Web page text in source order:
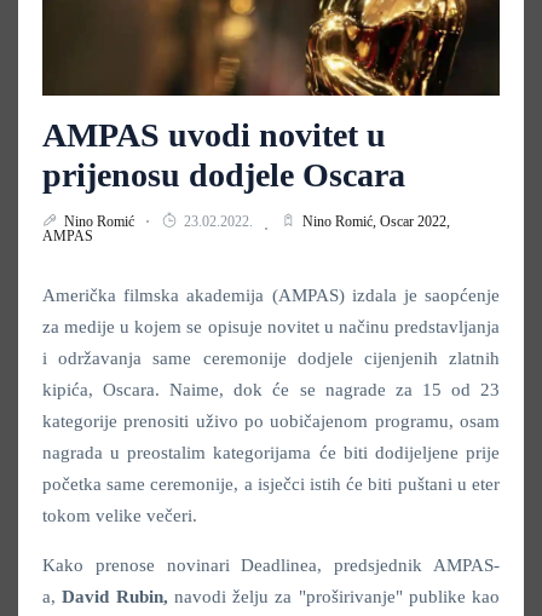
AMPAS uvodi novitet u
prijenosu dodjele Oscara
Nino Romić 23.02.2022. Nino Romić, Oscar 2022,
AMPAS
Američka filmska akademija (AMPAS) izdala je saopćenje
za medije u kojem se opisuje novitet u načinu predstavljanja
i održavanja same ceremonije dodjele cijenjenih zlatnih
kipića, Oscara. Naime, dok će se nagrade za 15 od 23
kategorije prenositi uživo po uobičajenom programu, osam
nagrada u preostalim kategorijama će biti dodijeljene prije
početka same ceremonije, a isječci istih će biti puštani u eter
tokom velike večeri.
Kako prenose novinari Deadlinea, predsjednik AMPAS-
a,David Rubin, navodi želju za "proširivanje" publike kao